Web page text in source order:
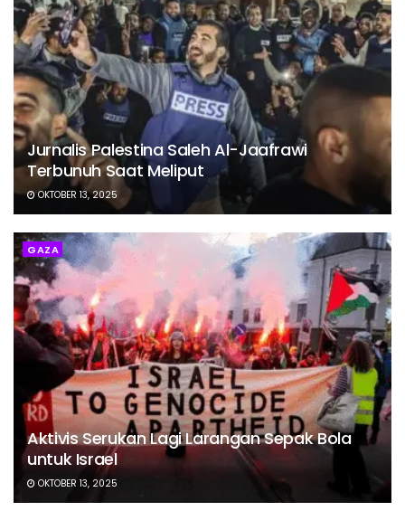
Jurnalis Palestina Saleh Al-Jaafrawi
Terbunuh Saat Meliput
OKTOBER 13, 2025
GAZA
Aktivis Serukan Lagi Larangan Sepak Bola
untuk Israel
OKTOBER 13, 2025